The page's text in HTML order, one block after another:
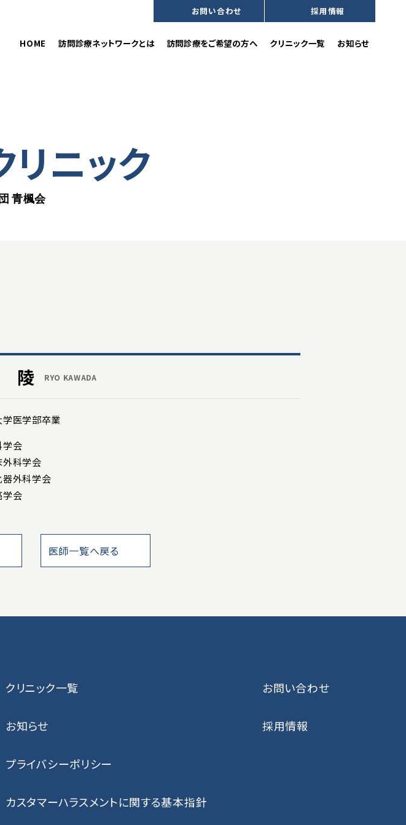
お問い合わせ 採用情報
HOME 訪問診療ネットワークとは 沿革
訪問診療をご希望の方へ
訪問診療をご希望の方へ 訪問歯科診療をご希望の方へ クリニック一覧 お知らせ
ニック
青楓会
陵 RYO KAWADA
医学部卒業
学会
外科学会
器外科学会
学会
医師一覧へ戻る
クリニック一覧
お知らせ
プライバシーポリシー
カスタマーハラスメントに関する基本指針
お問い合わせ
採用情報